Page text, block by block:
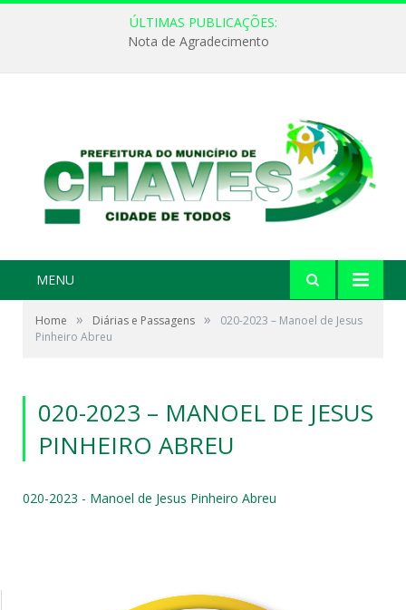
ÚLTIMAS PUBLICAÇÕES:
Nota de Agradecimento
MENU
Home » Diárias e Passagens »
020-2023 – Manoel de Jesus
Pinheiro Abreu
020-2023 – MANOEL DE JESUS
PINHEIRO ABREU
020-2023 - Manoel de Jesus Pinheiro Abreu